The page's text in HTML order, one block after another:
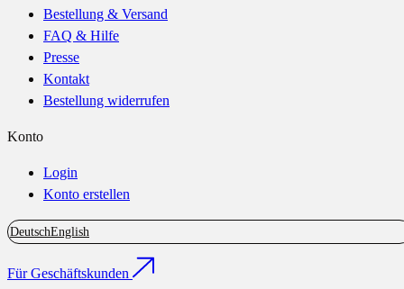
Bestellung & Versand
FAQ & Hilfe
Presse
Kontakt
Bestellung widerrufen
Konto
Login
Konto erstellen
DeutschEnglish
Für Geschäftskunden